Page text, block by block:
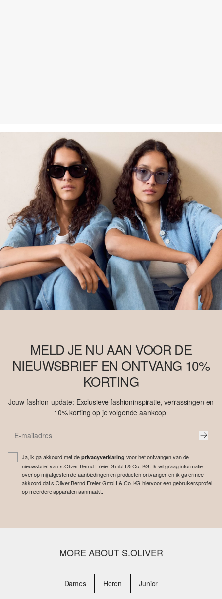
MELD JE NU AAN VOOR DE
NIEUWSBRIEF EN ONTVANG 10%
KORTING
Jouw fashion-update: Exclusieve fashioninspiratie, verrassingen en
10% korting op je volgende aankoop!
Ja, ik ga akkoord met de privacyverklaring voor het ontvangen van de
nieuwsbrief van s.Oliver Bernd Freier GmbH & Co. KG. Ik wil graag informatie
over op mij afgestemde aanbiedingen en producten ontvangen en ik ga ermee
akkoord dat s.Oliver Bernd Freier GmbH & Co. KG hiervoor een gebruikersprofiel
op meerdere apparaten aanmaakt.
MORE ABOUT S.OLIVER
Dames Heren Junior